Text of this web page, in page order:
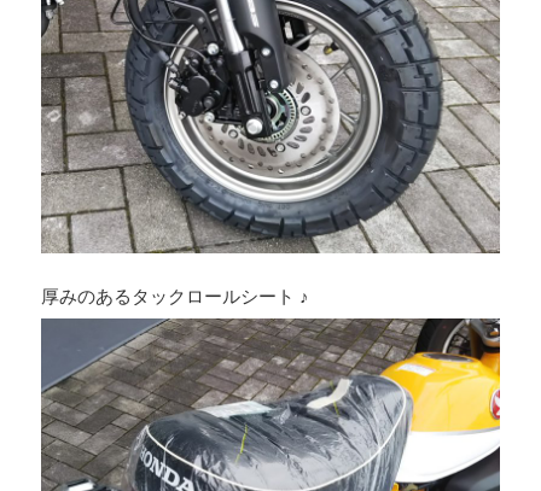
厚みのあるタックロールシート ♪